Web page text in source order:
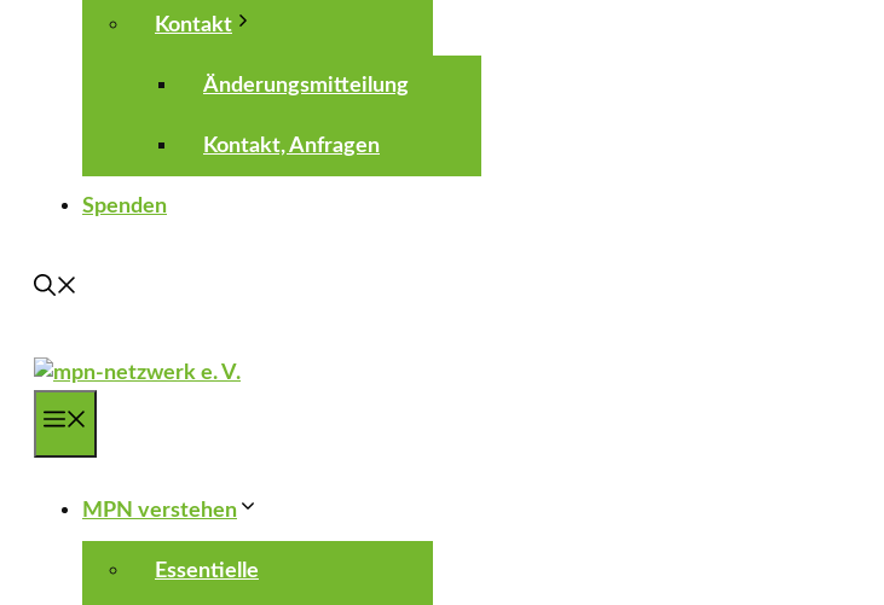
Kontakt
Änderungsmitteilung
Kontakt, Anfragen
Spenden
MPN verstehen
Essentielle